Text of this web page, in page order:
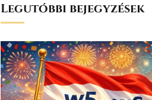
Legutóbbi bejegyzések